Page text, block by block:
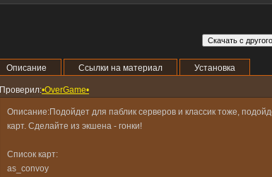
Описание Ссылки на материал Установка
Проверил:•OverGame•
Описание:Подойдет для паблик серверов и классик тоже,
карт. Сделайте из экшена - гонки!
Список карт:
as_convoy